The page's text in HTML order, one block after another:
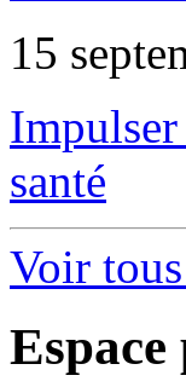
15
santé
Voir